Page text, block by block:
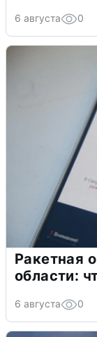
6 августа 0
Ракетная
области:
6 августа 0